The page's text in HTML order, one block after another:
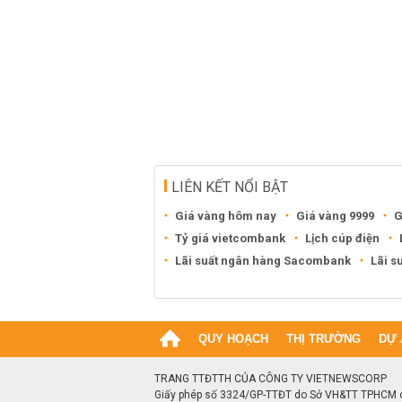
LIÊN KẾT NỔI BẬT
Giá vàng hôm nay Giá vàng 9999
Tỷ giá vietcombank
Lịch cúp điện
Lãi suất ngân hàng Sacombank
Lãi
QUY HOẠCH THỊ TRƯỜNG DỰ
TRANG TTĐTTH CỦA CÔNG TY VIETNEWSCORP
Giấy phép số 3324/GP-TTĐT do Sở VH&TT